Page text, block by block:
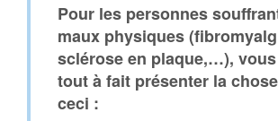
Pour les personnes
maux physiques
sclérose en plaque,…),
tout à fait présenter la
ceci :